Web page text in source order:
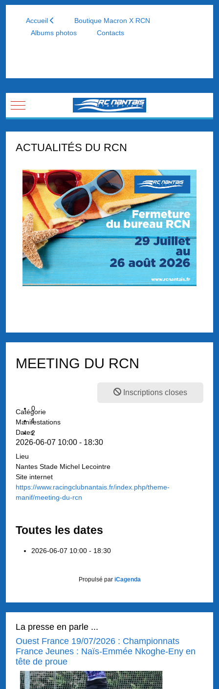
Accueil
Boutique Macron X RCN
Albums photos
Contacts
Mobile Menu Toggle
ACTUALITÉS DU RCN
0
1
2
MEETING DU RCN
Inscriptions closes
Catégorie
Manifestations
Dates
2026-06-07 10:00 - 18:30
Lieu
Nantes Stade Michel Lecointre
Site internet
https://www.racingclubnantais.fr/index.php/theme-
manif/meeting-du-rcn
Toutes les dates
2026-06-07 10:00 - 18:30
Propulsé par iCagenda
La presse en parle ...
Ouest France 19/07/2026 : Championnats
France Jeunes : Naïs-Emmée Nkoghe-Eny en
tête de proue